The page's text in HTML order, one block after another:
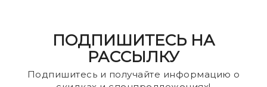
ПОДПИШИТЕСЬ НА
РАССЫЛКУ
Подпишитесь и получайте информацию о